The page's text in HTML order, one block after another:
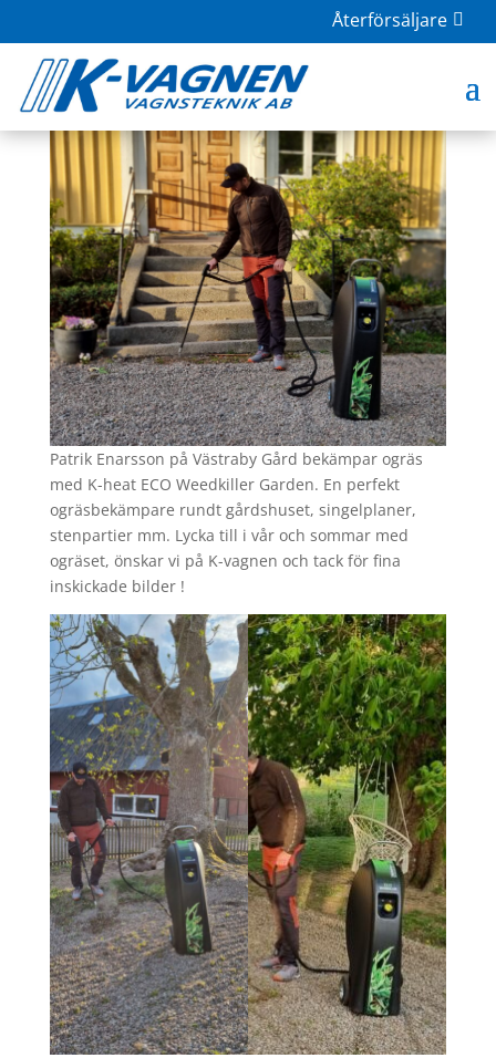
Återförsäljare
K-heat ECO Weedkiller Garden
maj 13, 2022|K-Heat,Ogräsbekämpning
Patrik Enarsson på Västraby Gård bekämpar ogräs
med K-heat ECO Weedkiller Garden. En perfekt
ogräsbekämpare rundt gårdshuset, singelplaner,
stenpartier mm. Lycka till i vår och sommar med
ogräset, önskar vi på K-vagnen och tack för fina
inskickade bilder !